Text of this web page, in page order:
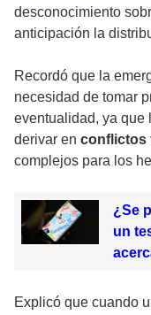
desconocimiento
anticipación la
Recordó que la
necesidad de tomar
eventualidad, ya que
derivar en conflictos
complejos para los
¿Se
un
Explicó que cuando